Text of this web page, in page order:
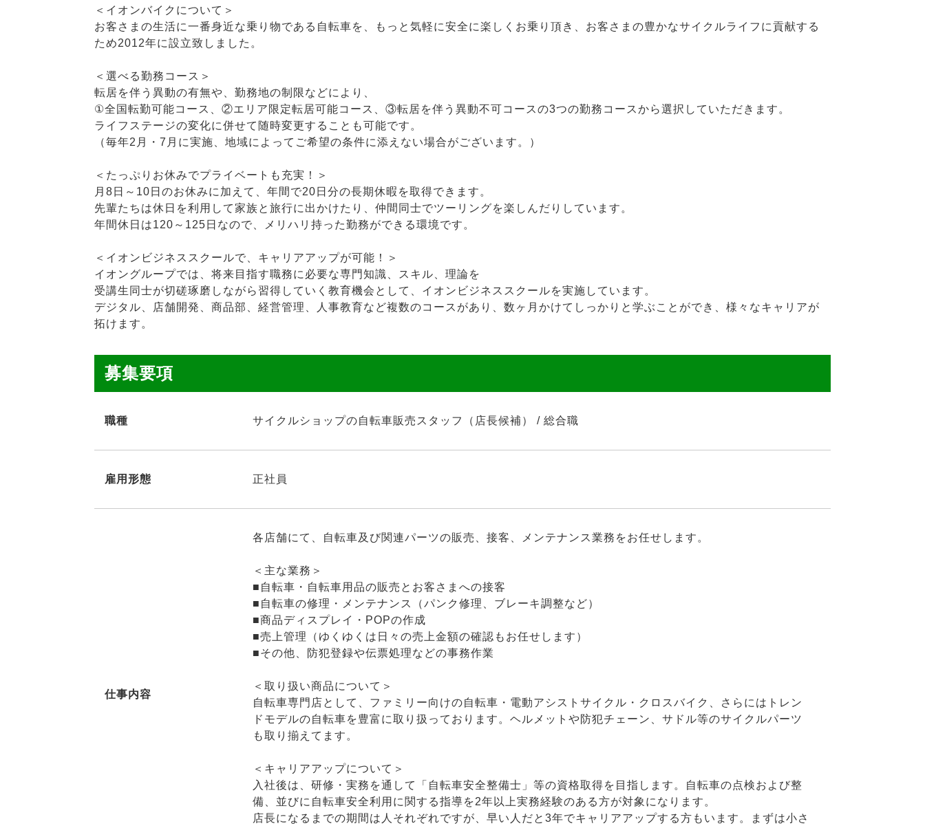
＜イオンバイクについて＞
お客さまの生活に一番身近な乗り物である自転車を、もっと気軽に安全に楽しくお乗り頂き、お客さまの豊かなサイクルライフに貢献する
ため2012年に設立致しました。
＜選べる勤務コース＞
転居を伴う異動の有無や、勤務地の制限などにより、
①全国転勤可能コース、②エリア限定転居可能コース、③転居を伴う異動不可コースの3つの勤務コースから選択していただきます。
ライフステージの変化に併せて随時変更することも可能です。
（毎年2月・7月に実施、地域によってご希望の条件に添えない場合がございます。）
＜たっぷりお休みでプライベートも充実！＞
月8日～10日のお休みに加えて、年間で20日分の長期休暇を取得できます。
先輩たちは休日を利用して家族と旅行に出かけたり、仲間同士でツーリングを楽しんだりしています。
年間休日は120～125日なので、メリハリ持った勤務ができる環境です。
＜イオンビジネススクールで、キャリアアップが可能！＞
イオングループでは、将来目指す職務に必要な専門知識、スキル、理論を
受講生同士が切磋琢磨しながら習得していく教育機会として、イオンビジネススクールを実施しています。
デジタル、店舗開発、商品部、経営管理、人事教育など複数のコースがあり、数ヶ月かけてしっかりと学ぶことができ、様々なキャリアが
拓けます。
募集要項
職種 サイクルショップの自転車販売スタッフ（店長候補） / 総合職
雇用形態 正社員
仕事内容
各店舗にて、自転車及び関連パーツの販売、接客、メンテナンス業務をお任せします。
＜主な業務＞
■自転車・自転車用品の販売とお客さまへの接客
■自転車の修理・メンテナンス（パンク修理、ブレーキ調整など）
■商品ディスプレイ・POPの作成
■売上管理（ゆくゆくは日々の売上金額の確認もお任せします）
■その他、防犯登録や伝票処理などの事務作業
＜取り扱い商品について＞
自転車専門店として、ファミリー向けの自転車・電動アシストサイクル・クロスバイク、さらにはトレン
ドモデルの自転車を豊富に取り扱っております。ヘルメットや防犯チェーン、サドル等のサイクルパーツ
も取り揃えてます。
＜キャリアアップについて＞
入社後は、研修・実務を通して「自転車安全整備士」等の資格取得を目指します。自転車の点検および整
備、並びに自転車安全利用に関する指導を2年以上実務経験のある方が対象になります。
店長になるまでの期間は人それぞれですが、早い人だと3年でキャリアアップする方もいます。まずは小さ